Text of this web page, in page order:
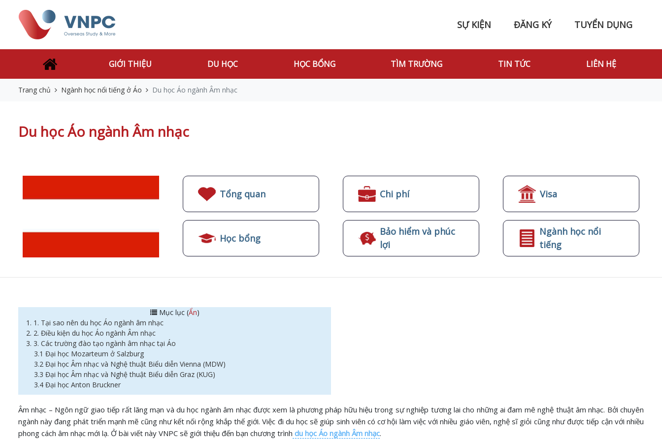
SỰ KIỆN ĐĂNG KÝ TUYỂN DỤNG
GIỚI THIỆU DU HỌC HỌC BỔNG TÌM TRƯỜNG TIN TỨC LIÊN HỆ
Trang chủ Ngành học nổi tiếng ở Áo Du học Áo ngành Âm nhạc
Du học Áo ngành Âm nhạc
Tổng quan
Học bổng
Chi phí
Bảo hiểm và phúc
lợi
Visa
Ngành học nổi
tiếng
Mục lục (Ẩn)
1. 1. Tại sao nên du học Áo ngành âm nhạc
2. 2. Điều kiện du học Áo ngành Âm nhạc
3. 3. Các trường đào tạo ngành âm nhạc tại Áo
3.1 Đại học Mozarteum ở Salzburg
3.2 Đại học Âm nhạc và Nghệ thuật Biểu diễn Vienna (MDW)
3.3 Đại học Âm nhạc và Nghệ thuật Biểu diễn Graz (KUG)
3.4 Đại học Anton Bruckner
Âm nhạc – Ngôn ngữ giao tiếp rất lãng mạn và du học ngành âm nhạc được xem là phương pháp hữu hiệu trong sự nghiệp tương lai cho những ai đam mê nghệ thuật âm nhạc. Bởi chuyên
ngành này đang phát triển mạnh mẽ cũng như kết nối rộng khắp thế giới. Việc đi du học sẽ giúp sinh viên có cơ hội làm việc với nhiều giáo viên, nghệ sĩ giỏi cũng như được tiếp cận với nhiều
phong cách âm nhạc mới lạ. Ở bài viết này VNPC sẽ giới thiệu đến bạn chương trình du học Áo ngành Âm nhạc.